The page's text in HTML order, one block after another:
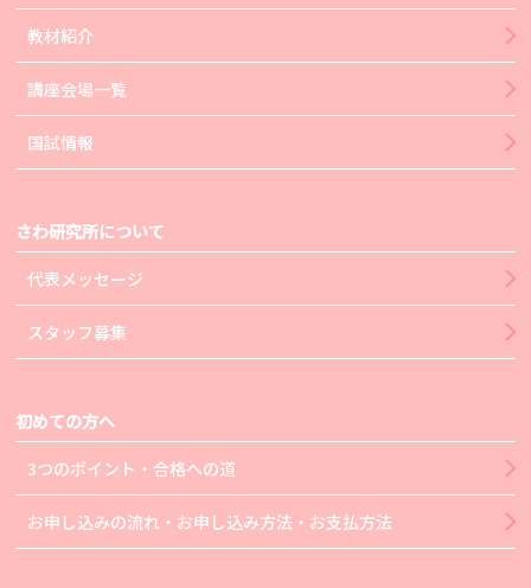
教材紹介
講座会場一覧
国試情報
さわ研究所について
代表メッセージ
スタッフ募集
初めての方へ
3つのポイント・合格への道
お申し込みの流れ・お申し込み方法・お支払方法